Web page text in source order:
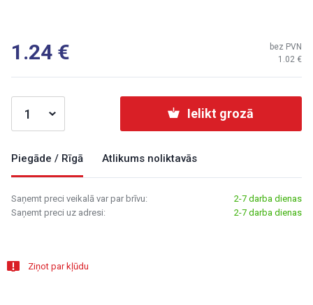
1.24 1.02
bez PVN
Ielikt grozā
Piegāde / Rīgā Atlikums noliktavās
Saņemt preci veikalā var par brīvu:
2-7 darba dienas
Saņemt preci uz adresi:
2-7 darba dienas
Ziņot par kļūdu